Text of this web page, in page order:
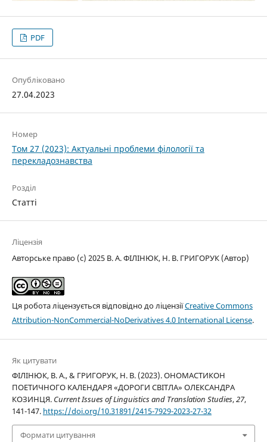
PDF
Опубліковано
27.04.2023
Номер
Том 27 (2023): Актуальні проблеми філології та
перекладознавства
Розділ
Статті
Ліцензія
Авторське право (c) 2025 В. А. ФІЛІНЮК, Н. В. ГРИГОРУК (Автор)
Ця робота ліцензується відповідно до ліцензіїCreative Commons
Attribution-NonCommercial-NoDerivatives 4.0 International License.
Як цитувати
ФІЛІНЮК, В. А., & ГРИГОРУК, Н. В. (2023). ОНОМАСТИКОН
ПОЕТИЧНОГО КАЛЕНДАРЯ «ДОРОГИ СВІТЛА» ОЛЕКСАНДРА
КОЗИНЦЯ. Current Issues of Linguistics and Translation Studies,27,
141-147. https://doi.org/10.31891/2415-7929-2023-27-32
Формати цитування